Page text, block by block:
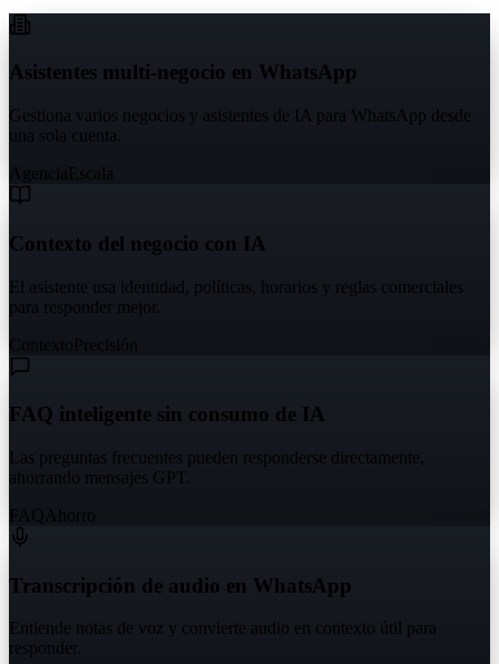
Asistentes multi-negocio en WhatsApp
Gestiona varios negocios y asistentes de IA para WhatsApp desde
una sola cuenta.
AgenciaEscala
Contexto del negocio con IA
El asistente usa identidad, políticas, horarios y reglas comerciales
para responder mejor.
ContextoPrecisión
FAQ inteligente sin consumo de IA
Las preguntas frecuentes pueden responderse directamente,
ahorrando mensajes GPT.
FAQ Ahorro
Transcripción de audio en WhatsApp
Entiende notas de voz y convierte audio en contexto útil para
responder.